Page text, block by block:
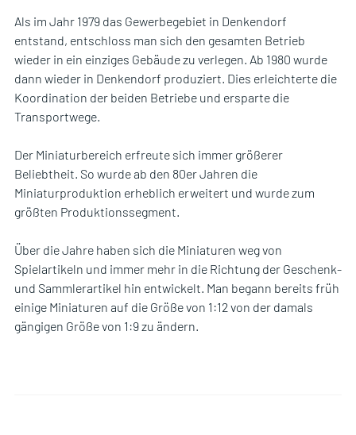
Als im Jahr 1979 das Gewerbegebiet in Denkendorf
entstand, entschloss man sich den gesamten Betrieb
wieder in ein einziges Gebäude zu verlegen. Ab 1980 wurde
dann wieder in Denkendorf produziert. Dies erleichterte die
Koordination der beiden Betriebe und ersparte die
Transportwege.
Der Miniaturbereich erfreute sich immer größerer
Beliebtheit. So wurde ab den 80er Jahren die
Miniaturproduktion erheblich erweitert und wurde zum
größten Produktionssegment.
Über die Jahre haben sich die Miniaturen weg von
Spielartikeln und immer mehr in die Richtung der Geschenk-
und Sammlerartikel hin entwickelt. Man begann bereits früh
einige Miniaturen auf die Größe von 1:12 von der damals
gängigen Größe von 1:9 zu ändern.